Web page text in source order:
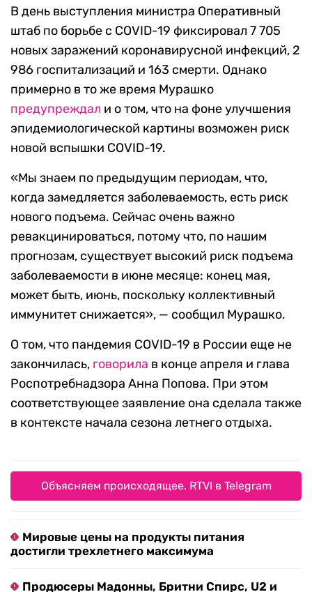
В день выступления министра Оперативный
штаб по борьбе с COVID-19 фиксировал 7 705
новых заражений коронавирусной инфекций, 2
986 госпитализаций и 163 смерти. Однако
примерно в то же время Мурашко
предупреждал и о том, что на фоне улучшения
эпидемиологической картины возможен риск
новой вспышки COVID-19.
«Мы знаем по предыдущим периодам, что,
когда замедляется заболеваемость, есть риск
нового подъема. Сейчас очень важно
ревакцинироваться, потому что, по нашим
прогнозам, существует высокий риск подъема
заболеваемости в июне месяце: конец мая,
может быть, июнь, поскольку коллективный
иммунитет снижается», — сообщил Мурашко.
О том, что пандемия COVID-19 в России еще не
закончилась, говорила в конце апреля и глава
Роспотребнадзора Анна Попова. При этом
соответствующее заявление она сделала также
в контексте начала сезона летнего отдыха.
Объясняем происходящее. RTVI в Telegram
Мировые цены на продукты питания
достигли трехлетнего максимума
Продюсеры Мадонны, Бритни Спирс, U2 и